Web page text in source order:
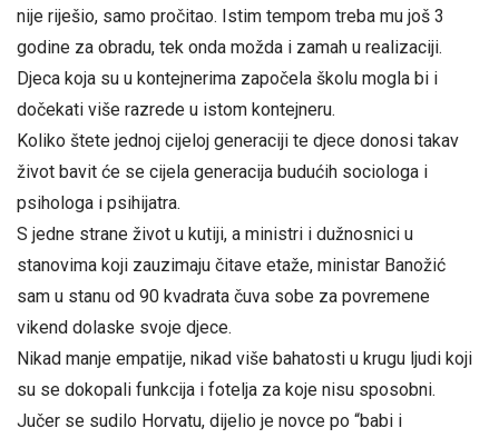
nije riješio, samo pročitao. Istim tempom treba mu još 3
godine za obradu, tek onda možda i zamah u realizaciji.
Djeca koja su u kontejnerima započela školu mogla bi i
dočekati više razrede u istom kontejneru.
Koliko štete jednoj cijeloj generaciji te djece donosi takav
život bavit će se cijela generacija budućih sociologa i
psihologa i psihijatra.
S jedne strane život u kutiji, a ministri i dužnosnici u
stanovima koji zauzimaju čitave etaže, ministar Banožić
sam u stanu od 90 kvadrata čuva sobe za povremene
vikend dolaske svoje djece.
Nikad manje empatije, nikad više bahatosti u krugu ljudi koji
su se dokopali funkcija i fotelja za koje nisu sposobni.
Jučer se sudilo Horvatu, dijelio je novce po “babi i